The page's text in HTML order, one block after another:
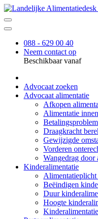
088 - 629 00 40
Neem contact op
Beschikbaar vanaf
Advocaat zoeken
Advocaat alimentatie
Afkopen
Alimentatie innen
Draagkracht
Gewijzigde
Vorderen
Wangedrag door
Kinderalimentatie
Beëindigen
Duur
Hoogte